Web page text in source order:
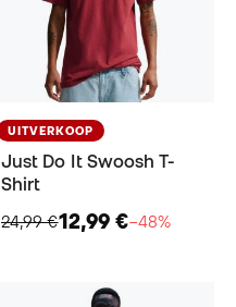
UITVERKOOP
Just Do It Swoosh T-
Shirt
24,99 €12,99 €−48%